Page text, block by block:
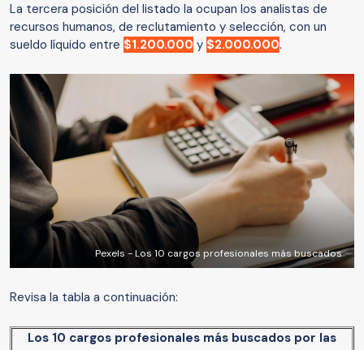
La tercera posición del listado la ocupan los analistas de
recursos humanos, de reclutamiento y selección, con un
sueldo líquido entre $1.200.000 y $2.000.000.
Pexels - Los 10 cargos profesionales más buscados
Revisa la tabla a continuación:
Los 10 cargos profesionales más buscados por las